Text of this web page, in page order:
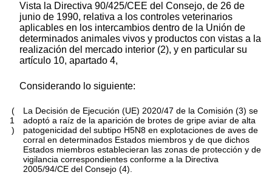
Vista la Directiva 90/425/CEE del Consejo, de 26 de
junio de 1990, relativa a los controles veterinarios
aplicables en los intercambios dentro de la Unión de
determinados animales vivos y productos con vistas a la
realización del mercado interior (2), y en particular su
artículo 10, apartado 4,
Considerando lo siguiente:
(
1
)
La Decisión de Ejecución (UE) 2020/47 de la Comisión (3) se
adoptó a raíz de la aparición de brotes de gripe aviar de alta
patogenicidad del subtipo H5N8 en explotaciones de aves de
corral en determinados Estados miembros y de que dichos
Estados miembros establecieran las zonas de protección y de
vigilancia correspondientes conforme a la Directiva
2005/94/CE del Consejo (4).